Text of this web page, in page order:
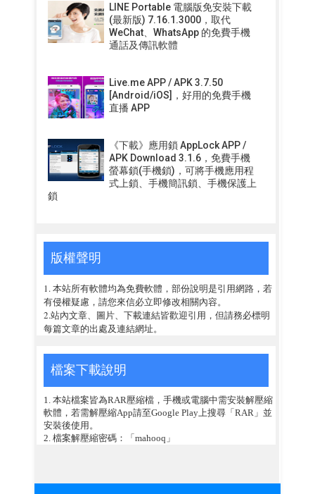
LINE Portable 電腦版免安裝下載
(最新版) 7.16.1.3000，取代
WeChat、WhatsApp 的免費手機
通話及傳訊軟體
Live.me APP / APK 3.7.50
[Android/iOS]，好用的免費手機
直播 APP
《下載》應用鎖 AppLock APP /
APK Download 3.1.6，免費手機
螢幕鎖(手機鎖)，可將手機應用程
式上鎖、手機簡訊鎖、手機保護上
鎖
版權聲明
1. 本站所有軟體均為免費軟體，部份說明是引用網路，若
有侵權疑慮，請您來信必立即修改相關內容。
2.站內文章、圖片、下載連結皆歡迎引用，但請務必標明
每篇文章的出處及連結網址。
檔案下載說明
1. 本站檔案皆為RAR壓縮檔，手機或電腦中需安裝解壓縮
軟體，若需解壓縮App請至Google Play上搜尋「RAR」並
安裝後使用。
2. 檔案解壓縮密碼：「mahooq」